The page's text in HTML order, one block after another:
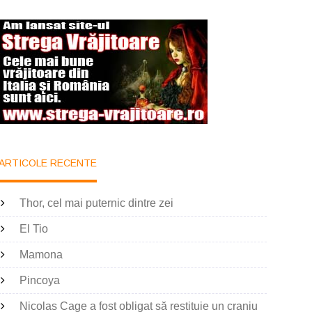
RECENTE
Thor, cel mai puternic dintre zei
El Tio
Mamona
Pincoya
Nicolas Cage a fost obligat să restituie un craniu